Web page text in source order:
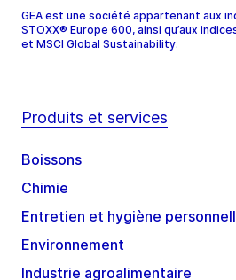
GEA est une société appartenant aux
STOXX® Europe 600, ainsi qu’aux
et MSCI Global Sustainability.
Produits et services
Boissons
Chimie
Entretien et hygiène
Environnement
Industrie agroalimentaire